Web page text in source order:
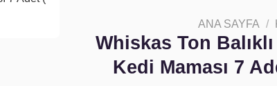
ANA SAYFA /
Whiskas Ton
Kedi Maması 7